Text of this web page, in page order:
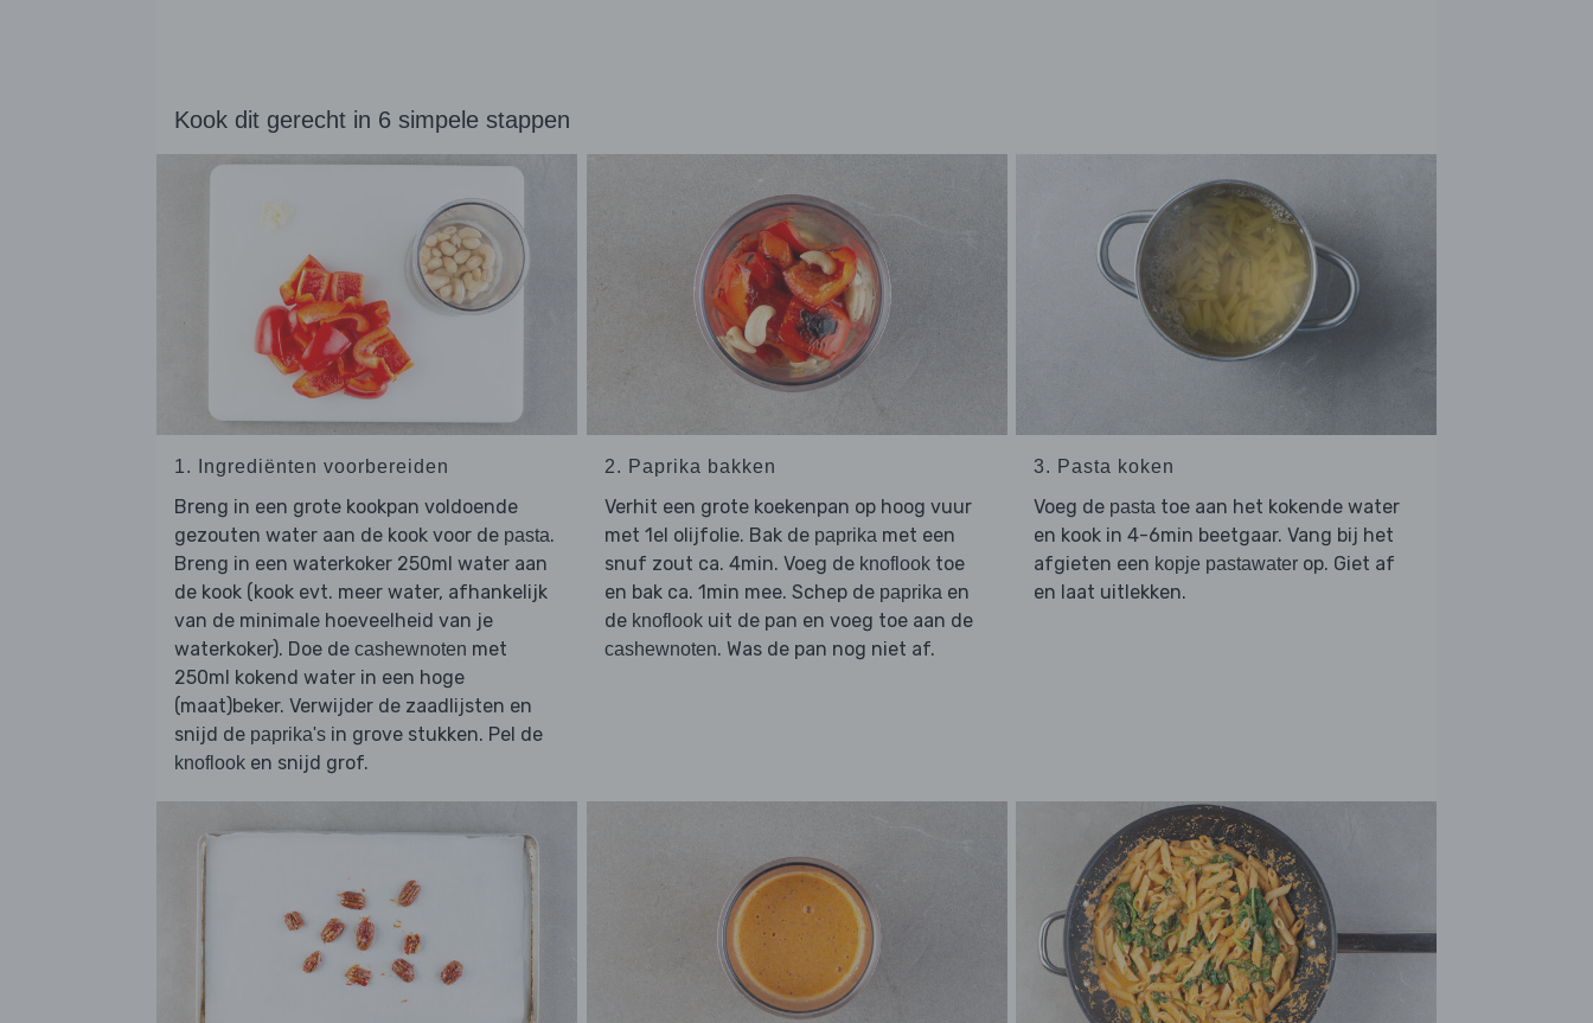
Kook dit gerecht in 6 simpele stappen
1. Ingrediënten voorbereiden
Breng in een grote kookpan voldoende
gezouten water aan de kook voor de pasta.
Breng in een waterkoker 250ml water aan
de kook (kook evt. meer water, afhankelijk
van de minimale hoeveelheid van je
waterkoker). Doe de cashewnoten met
250ml kokend water in een hoge
(maat)beker. Verwijder de zaadlijsten en
snijd de paprika's in grove stukken. Pel de
knoflook en snijd grof.
2. Paprika bakken
Verhit een grote koekenpan op hoog vuur
met 1el olijfolie. Bak de paprika met een
snuf zout ca. 4min. Voeg de knoflooktoe
en bak ca. 1min mee. Schep de paprika en
de knoflookuit de pan en voeg toe aan de
cashewnoten. Was de pan nog niet af.
3. Pasta koken
Voeg de pasta toe aan het kokende water
en kook in 4-6min beetgaar. Vang bij het
afgieten een kopje pastawater op. Giet af
en laat uitlekken.